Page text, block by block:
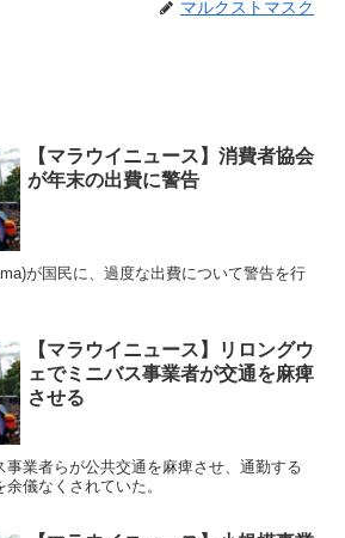
マルクストマスク
【マラウイニュース】消費者協会
が年末の出費に警告
が国民に、過度な出費について警告を行
【マラウイニュース】リロングウ
ェでミニバス事業者が交通を麻痺
させる
事業者らが公共交通を麻痺させ、通勤する
儀なくされていた。